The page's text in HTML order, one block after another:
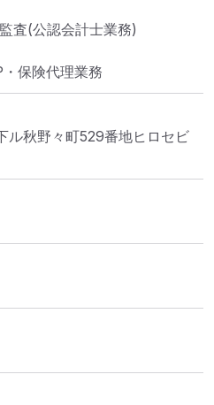
査(公認会計士業務)
保険代理業務
ル秋野々町529番地ヒロセビ